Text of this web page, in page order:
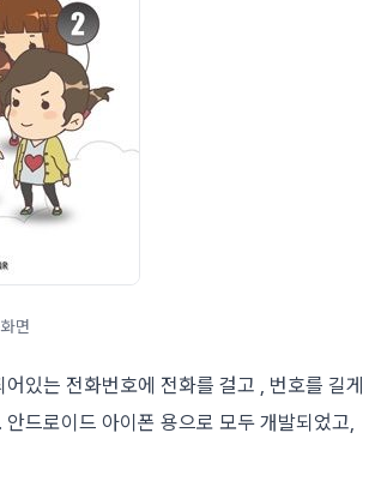
면
있는 전화번호에 전화를 걸고 , 번호를 길게
드로이드 아이폰 용으로 모두 개발되었고,